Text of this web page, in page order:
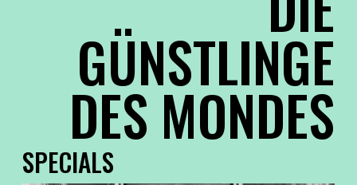
GÜNSTLINGE
DES MONDES
SPECIALS